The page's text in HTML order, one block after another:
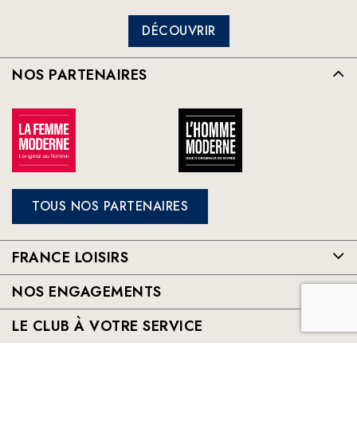
DÉCOUVRIR
NOS PARTENAIRES
TOUS NOS PARTENAIRES
FRANCE LOISIRS
NOS ENGAGEMENTS
LE CLUB À VOTRE SERVICE